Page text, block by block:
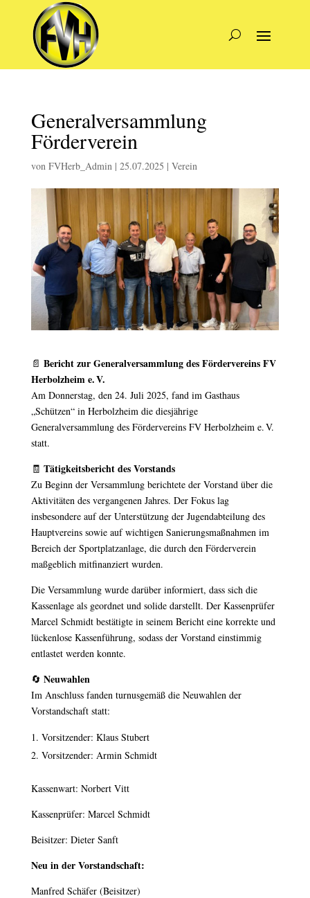
Generalversammlung
Förderverein
von FVHerb_Admin| 25.07.2025 | Verein
📄 Bericht zur Generalversammlung des Fördervereins FV
Herbolzheim e. V.
Am Donnerstag, den 24. Juli 2025, fand im Gasthaus
„Schützen“ in Herbolzheim die diesjährige
Generalversammlung des Fördervereins FV Herbolzheim e. V.
statt.
🧾 Tätigkeitsbericht des Vorstands
Zu Beginn der Versammlung berichtete der Vorstand über die
Aktivitäten des vergangenen Jahres. Der Fokus lag
insbesondere auf der Unterstützung der Jugendabteilung des
Hauptvereins sowie auf wichtigen Sanierungsmaßnahmen im
Bereich der Sportplatzanlage, die durch den Förderverein
maßgeblich mitfinanziert wurden.
Die Versammlung wurde darüber informiert, dass sich die
Kassenlage als geordnet und solide darstellt. Der Kassenprüfer
Marcel Schmidt bestätigte in seinem Bericht eine korrekte und
lückenlose Kassenführung, sodass der Vorstand einstimmig
entlastet werden konnte.
🔄 Neuwahlen
Im Anschluss fanden turnusgemäß die Neuwahlen der
Vorstandschaft statt:
Vorsitzender: Klaus Stubert
Vorsitzender: Armin Schmidt
Kassenwart: Norbert Vitt
Kassenprüfer: Marcel Schmidt
Beisitzer: Dieter Sanft
Neu in der Vorstandschaft:
Manfred Schäfer (Beisitzer)